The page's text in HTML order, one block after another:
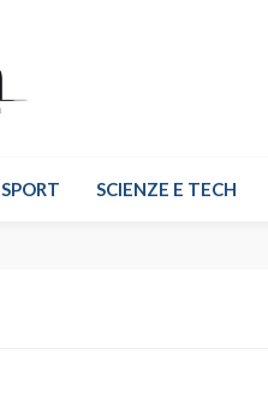
SPORT SCIENZE E TECH